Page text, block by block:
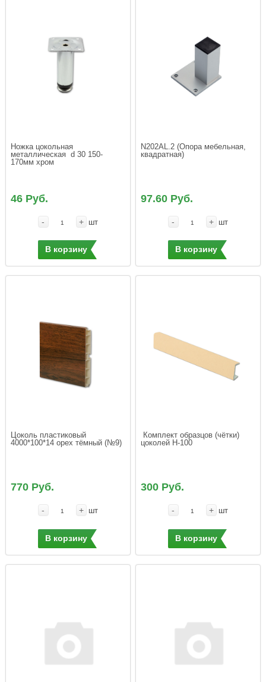
Ножка цокольная
металлическая  d 30 150-
170мм хром
46 Руб.
- + шт
В корзину
N202AL.2 (Опора мебельная,
квадратная)
97.60 Руб.
- + шт
В корзину
Цоколь пластиковый
4000*100*14 орех тёмный (№9)
770 Руб.
- + шт
В корзину
цоколей Н-100
300 Руб.
- + шт
В корзину